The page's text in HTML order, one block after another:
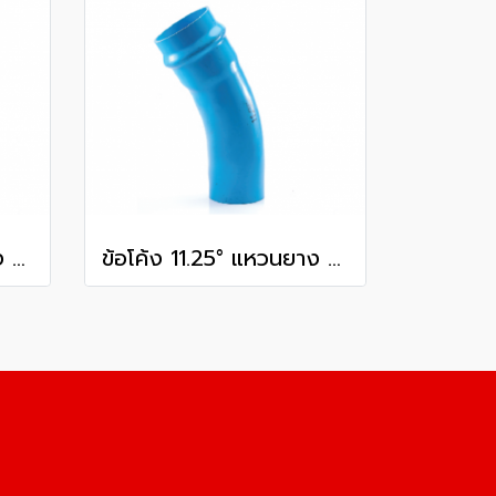
ข้อโค้ง 11.25° แหวนยาง ES1 SCG ขนาด 250 มม. (10 นิ้ว ) ชั้น 13.5 ข้อโค้ง 11.25° แหวนยาง ES1 SCG ขนาด 350 มม. (14 นิ้ว ) ชั้น 13.5